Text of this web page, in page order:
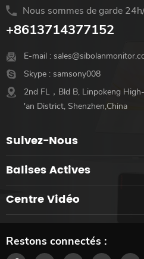
Nous sommes de garde
+8613714377152
E-mail :
Skype : samsony008
2nd FL，Bld B, Linpokeng
'an District, Shenzhen,China
Suivez-Nous
Balises Actives
Centre Vidéo
Restons connectés :